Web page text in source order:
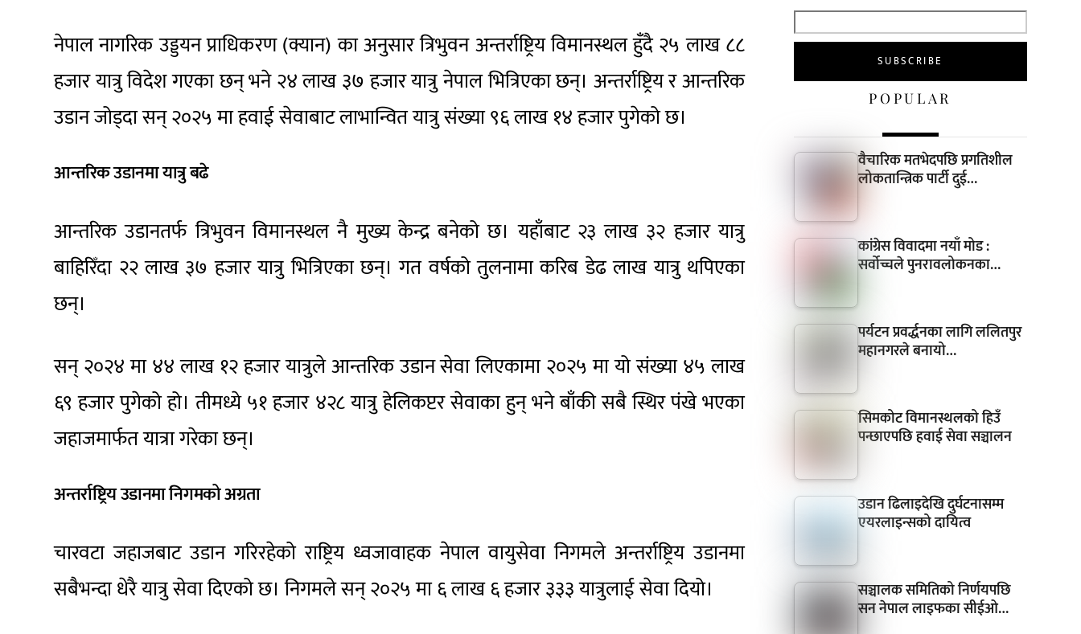
नेपाल नागरिक उड्डयन प्राधिकरण (क्यान) का अनुसार त्रिभुवन अन्तर्राष्ट्रिय विमानस्थल हुँदै २५ लाख ८८
हजार यात्रु विदेश गएका छन् भने २४ लाख ३७ हजार यात्रु नेपाल भित्रिएका छन्। अन्तर्राष्ट्रिय र आन्तरिक
उडान जोड्दा सन् २०२५ मा हवाई सेवाबाट लाभान्वित यात्रु संख्या ९६ लाख १४ हजार पुगेको छ।
आन्तरिक उडानमा यात्रु बढे
आन्तरिक उडानतर्फ त्रिभुवन विमानस्थल नै मुख्य केन्द्र बनेको छ। यहाँबाट २३ लाख ३२ हजार यात्रु
बाहिरिँदा २२ लाख ३७ हजार यात्रु भित्रिएका छन्। गत वर्षको तुलनामा करिब डेढ लाख यात्रु थपिएका
छन्।
सन् २०२४ मा ४४ लाख १२ हजार यात्रुले आन्तरिक उडान सेवा लिएकामा २०२५ मा यो संख्या ४५ लाख
६९ हजार पुगेको हो। तीमध्ये ५१ हजार ४२८ यात्रु हेलिकप्टर सेवाका हुन् भने बाँकी सबै स्थिर पंखे भएका
जहाजमार्फत यात्रा गरेका छन्।
अन्तर्राष्ट्रिय उडानमा निगमको अग्रता
चारवटा जहाजबाट उडान गरिरहेको राष्ट्रिय ध्वजावाहक नेपाल वायुसेवा निगमले अन्तर्राष्ट्रिय उडानमा
सबैभन्दा धेरै यात्रु सेवा दिएको छ। निगमले सन् २०२५ मा ६ लाख ६ हजार ३३३ यात्रुलाई सेवा दियो।
POPULAR
वैचारिक मतभेदपछि प्रगतिशील
लोकतान्त्रिक पार्टी दुई…
कांग्रेस विवादमा नयाँ मोड :
सर्वोच्चले पुनरावलोकनका…
पर्यटन प्रवर्द्धनका लागि ललितपुर
महानगरले बनायो…
सिमकोट विमानस्थलको हिउँ
पन्छाएपछि हवाई सेवा सञ्चालन
उडान ढिलाइदेखि दुर्घटनासम्म
एयरलाइन्सको दायित्व
सञ्चालक समितिको निर्णयपछि
सन नेपाल लाइफका सीईओ…